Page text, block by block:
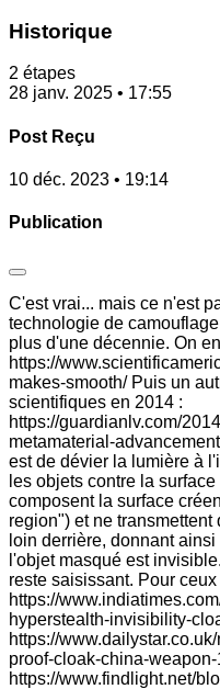
Historique
2 étapes
28 janv. 2025 • 17:55
Post Reçu
10 déc. 2023 • 19:14
Publication
C'est vrai... mais ce n'est
technologie de
plus d'une décennie. On
https://
makes-smooth/ Puis un
scientifiques en 2014 :
https://guardianlv.com/
metamaterial-
est de dévier la lumière à
les objets contre la
composent la surface
region") et ne
loin derrière, donnant
l'objet masqué est
reste saisissant. Pour
https://
hyperstealth-invisibility-
https://
proof-cloak-china-
https://www.findlight.net/